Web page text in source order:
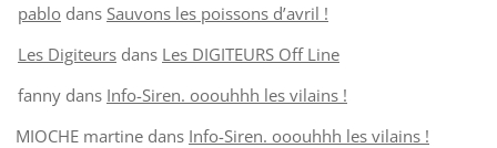
pablo dans Sauvons les poissons d’avril !
Les Digiteurs dans Les DIGITEURS Off Line
fanny dans Info-Siren. ooouhhh les vilains !
MIOCHE martine dans Info-Siren. ooouhhh les vilains !